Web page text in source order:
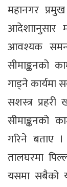
महानगर
आदेशाानुसार
आवश्यक
सीमाङ्कनको
गाड्ने कार्यमा
सशस्त्र
सीमाङ्कनको
गरिने बताए
तालघरमा
यसमा सबैको